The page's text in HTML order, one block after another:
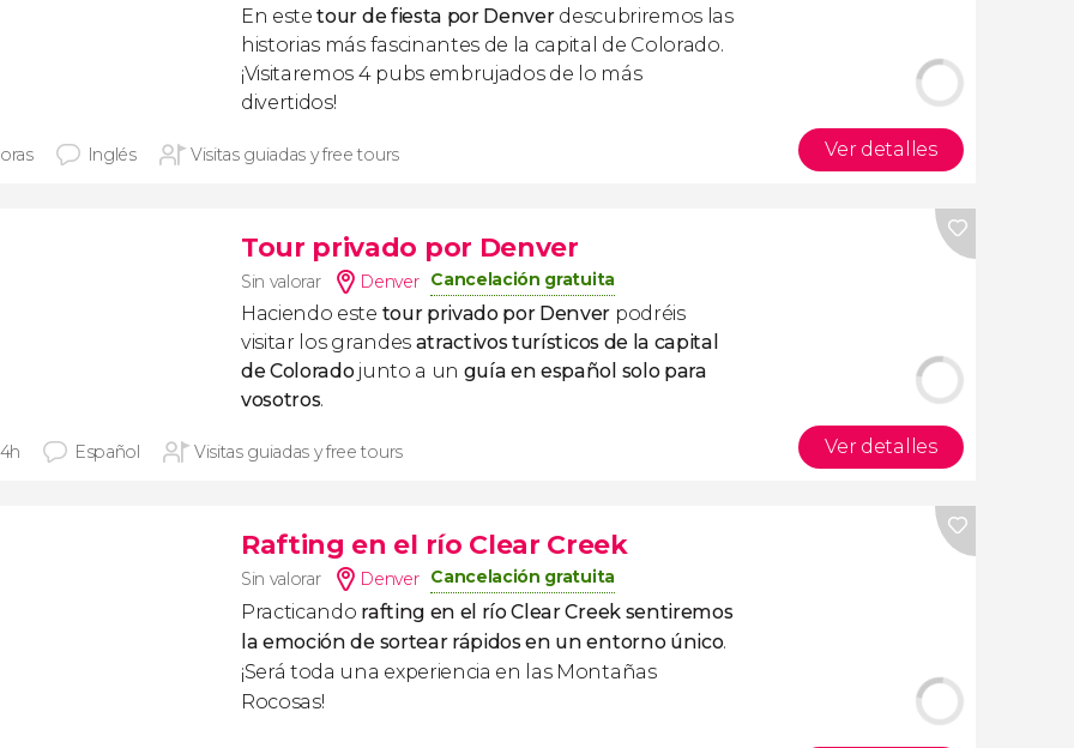
En estetour de fiesta por Denver descubriremos las
historias más fascinantes de la capital de Colorado.
¡Visitaremos 4 pubs embrujados de lo más
divertidos!
Inglés Visitas guiadas y free tours Ver detalles
Tour privado por Denver
Sin valorar Denver Cancelación gratuita
Haciendo este tour privado por Denver podréis
visitar los grandes atractivos turísticos de la capital
de Coloradojunto a un guía en español solo para
vosotros.
Español Visitas guiadas y free tours Ver detalles
Rafting en el río Clear Creek
Sin valorar Denver Cancelación gratuita
Practicando rafting en el río Clear Creek sentiremos
la emoción de sortear rápidos en un entorno único.
¡Será toda una experiencia en las Montañas
Rocosas!